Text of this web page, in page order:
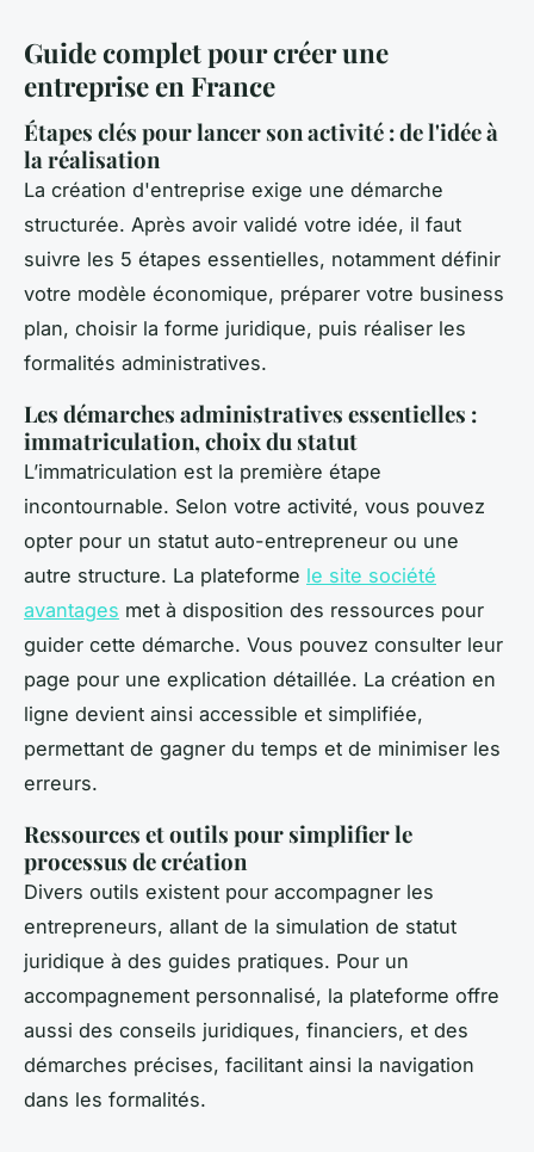
Guide complet pour créer une
entreprise en France
Étapes clés pour lancer son activité : de l'idée à
la réalisation
La création d'entreprise exige une démarche
structurée. Après avoir validé votre idée, il faut
suivre les 5 étapes essentielles, notamment définir
votre modèle économique, préparer votre business
plan, choisir la forme juridique, puis réaliser les
formalités administratives.
Les démarches administratives essentielles :
immatriculation, choix du statut
L’immatriculation est la première étape
incontournable. Selon votre activité, vous pouvez
opter pour un statut auto-entrepreneur ou une
autre structure. La plateforme le site société
avantages met à disposition des ressources pour
guider cette démarche. Vous pouvez consulter leur
page pour une explication détaillée. La création en
ligne devient ainsi accessible et simplifiée,
permettant de gagner du temps et de minimiser les
erreurs.
Ressources et outils pour simplifier le
processus de création
Divers outils existent pour accompagner les
entrepreneurs, allant de la simulation de statut
juridique à des guides pratiques. Pour un
accompagnement personnalisé, la plateforme offre
aussi des conseils juridiques, financiers, et des
démarches précises, facilitant ainsi la navigation
dans les formalités.